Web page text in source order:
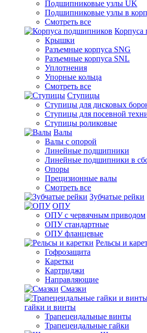
Подшипниковые узлы UK
Подшипниковые узлы в
Смотреть все
Корпуса
Крышки
Разъемные корпуса SNG
Разъемные корпуса SNL
Уплотнения
Упорные кольца
Смотреть все
Ступицы
Ступицы для дисковых
Ступицы для посевной
Ступицы роликовые
Валы
Валы с опорой
Линейные подшипники
Линейные подшипники в
Опоры
Прецизионные валы
Смотреть все
Зубчатые рейки
ОПУ
ОПУ с червячным приводом
ОПУ стандартные
ОПУ фланцевые
Рельсы и
Гофрозащита
Каретки
Картриджи
Направляющие
Смазки
гайки и винты
Трапецеидальные винты
Трапецеидальные гайки